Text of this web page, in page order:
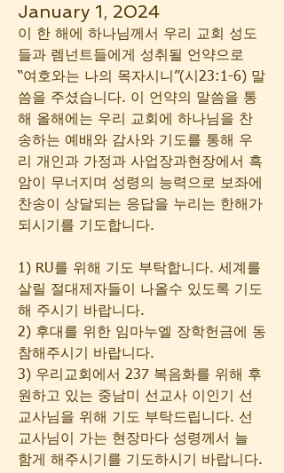
January 1, 2024
이 한 해에 하나님께서 우리 교회 성도
들과 렘넌트들에게 성취될 언약으로
“여호와는 나의 목자시니”(시23:1-6) 말
씀을 주셨습니다. 이 언약의 말씀을 통
해 올해에는 우리 교회에 하나님을 찬
송하는 예배와 감사와 기도를 통해 우
리 개인과 가정과 사업장과현장에서 흑
암이 무너지며 성령의 능력으로 보좌에
찬송이 상달되는 응답을 누리는 한해가
되시기를 기도합니다.
1) RU를 위해 기도 부탁합니다. 세계를
살릴 절대제자들이 나올수 있도록 기도
해 주시기 바랍니다.
2) 후대를 위한 임마누엘 장학헌금에 동
참해주시기 바랍니다.
3) 우리교회에서 237 복음화를 위해 후
원하고 있는 중남미 선교사 이인기 선
교사님을 위해 기도 부탁드립니다. 선
교사님이 가는 현장마다 성령께서 늘
함게 해주시기를 기도하시기 바랍니다.